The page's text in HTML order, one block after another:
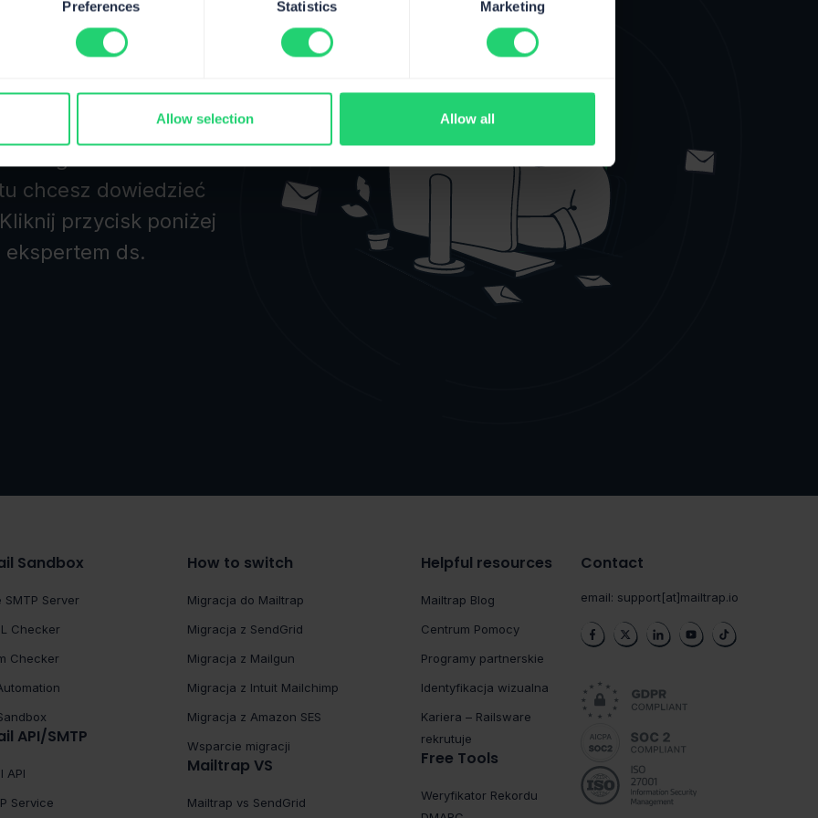
Preferences Statistics Marketing
Allow selection Allow all
migracji do
chcesz dowiedzieć
przycisk poniżej
ekspertem ds.
Sandbox
SMTP Server
Checker
Checker
API/SMTP
API
Service
How to switch
Migracja do Mailtrap
Migracja z SendGrid
Migracja z Mailgun
Migracja z Intuit Mailchimp
Migracja z Amazon SES
Wsparcie migracji
Mailtrap VS
Mailtrap vs SendGrid
Helpful resources
Mailtrap Blog
Centrum Pomocy
Programy partnerskie
Identyfikacja wizualna
Kariera – Railsware
rekrutuje
Free Tools
Weryfikator Rekordu
Contact
email: support[at]mailtrap.io